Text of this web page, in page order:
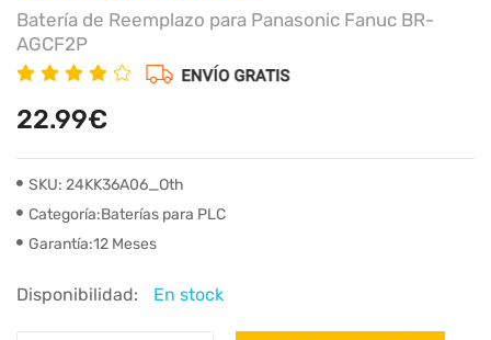
Batería de Reemplazo para Panasonic Fanuc BR-
AGCF2P
22.99€
SKU: 24KK36A06_Oth
Categoría:Baterías para PLC
Garantía:12 Meses
Disponibilidad: En stock